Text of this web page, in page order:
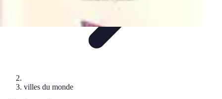
villes du monde